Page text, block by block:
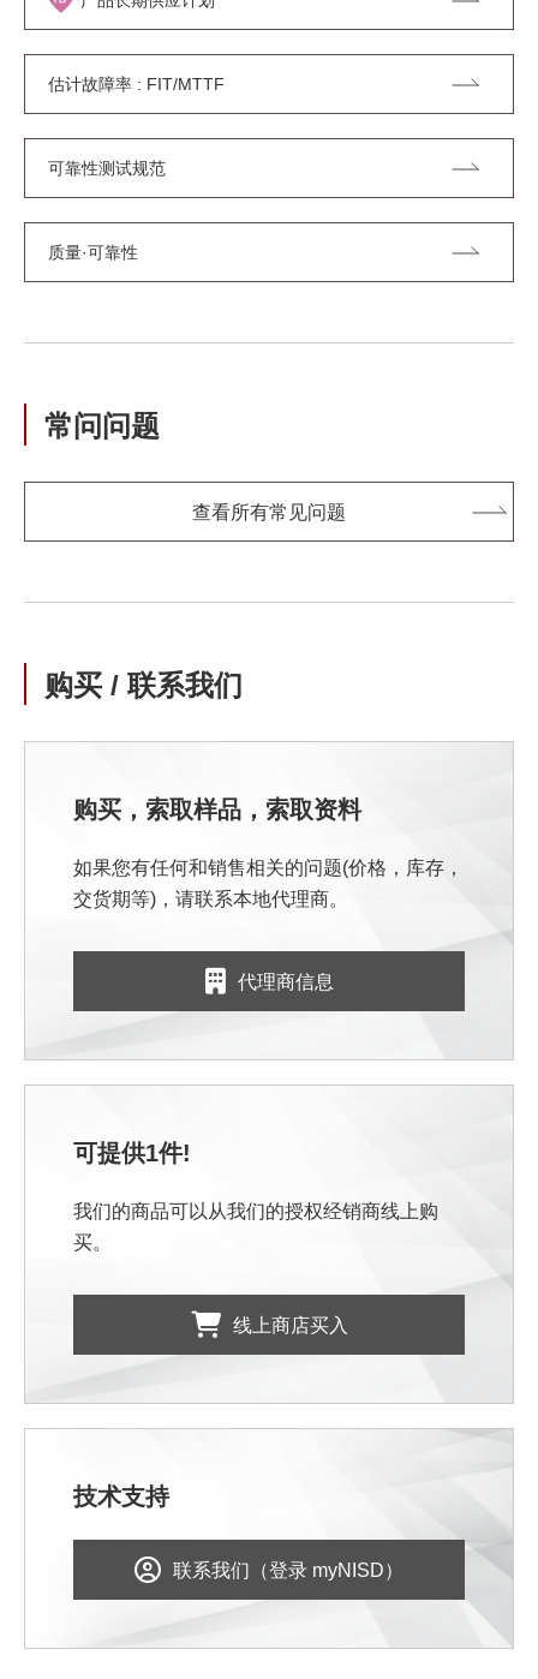
估计故障率 : FIT/MTTF
可靠性测试规范
质量·可靠性
常问问题
查看所有常见问题
购买 / 联系我们
购买，索取样品，索取资料
如果您有任何和销售相关的问题(价格，库存，
交货期等)，请联系本地代理商。
代理商信息
可提供1件!
我们的商品可以从我们的授权经销商线上购
买。
线上商店买入
技术支持
联系我们（登录 myNISD）